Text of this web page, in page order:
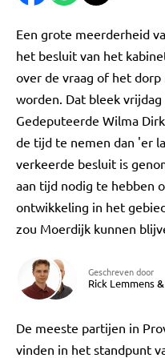
Een grote meerderheid
het besluit van het
over de vraag of het
worden. Dat bleek
Gedeputeerde Wilma
de tijd te nemen dan 'er
verkeerde besluit is
aan tijd nodig te hebben
ontwikkeling in het
zou Moerdijk kunnen
Geschreven door
Rick Lemmens&
De meeste partijen in
vinden in het standpunt